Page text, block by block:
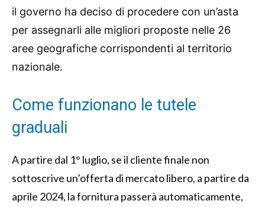
il governo ha deciso di procedere con un’asta
per assegnarli alle migliori proposte nelle 26
aree geografiche corrispondenti al territorio
nazionale.
Come funzionano le tutele
graduali
A partire dal 1° luglio, se il cliente finale non
sottoscrive un’offerta di mercato libero, a partire da
aprile 2024, la fornitura passerà automaticamente,